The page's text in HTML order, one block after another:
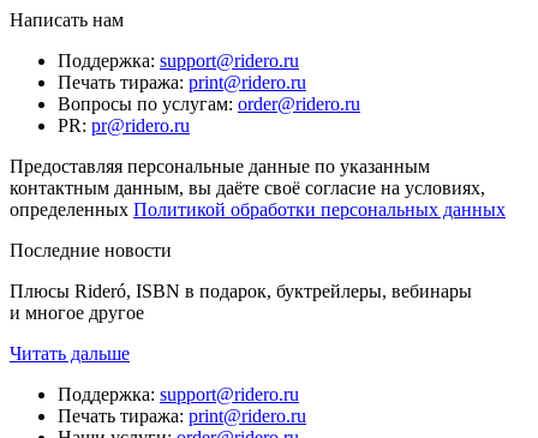
Написать нам
Поддержка: support@ridero.ru
Печать тиража: print@ridero.ru
Вопросы по услугам: order@ridero.ru
PR: pr@ridero.ru
Предоставляя персональные данные по указанным
контактным данным, вы даёте своё согласие на условиях,
определенных Политикой обработки персональных данных
Последние новости
Плюсы Rideró, ISBN в подарок, буктрейлеры, вебинары
и многое другое
Читать дальше
Поддержка: support@ridero.ru
Печать тиража: print@ridero.ru